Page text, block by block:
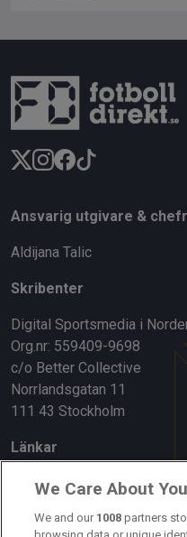
Ansvarig utgivare &
Aldijana Talic
Skribenter
Digital Sportsmedia i
Org.nr: 559409-9698
c/o Better Collective
Norrlandsgatan 11
111 43 Stockholm
Länkar
Om oss
Kontakta oss
We Care About
We and our 1008 partners